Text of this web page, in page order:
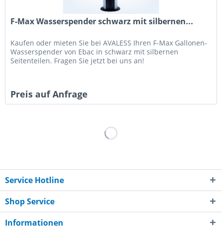
F-Max Wasserspender schwarz mit silbernen...
Kaufen oder mieten Sie bei AVALESS Ihren F-Max Gallonen-
Wasserspender von Ebac in schwarz mit silbernen
Seitenteilen. Fragen Sie jetzt bei uns an!
Preis auf Anfrage
Service Hotline
Shop Service
Informationen